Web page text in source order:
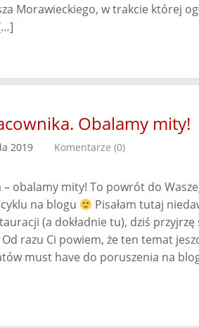
Morawieckiego, w trakcie której
Obalamy mity!
2019 Komentarze (0)
obalamy mity! To powrót do
na blogu
Pisałam tutaj
(a dokładnie tu), dziś
razu Ci powiem, że ten temat
must have do poruszenia na